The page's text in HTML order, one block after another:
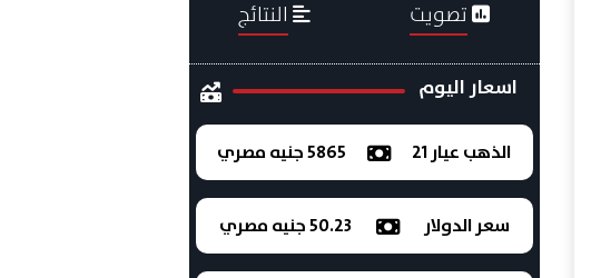
تصويت النتائج
اسعار اليوم
الذهب عيار 21 5865 جنيه مصري
سعر الدولار 50.23 جنيه مصري